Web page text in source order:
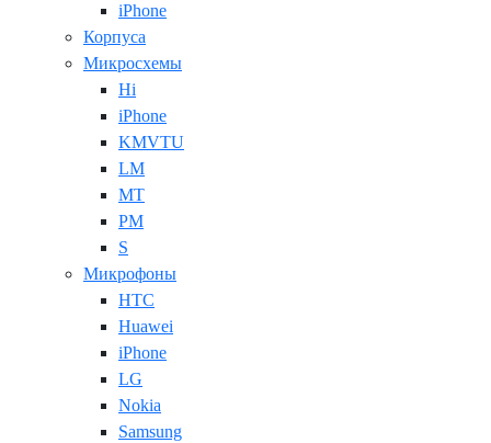
iPhone
Корпуса
Микросхемы
Hi
iPhone
KMVTU
LM
MT
PM
S
Микрофоны
HTC
Huawei
iPhone
LG
Nokia
Samsung